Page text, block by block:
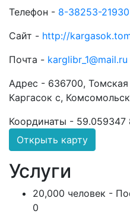
Телефон - 8-38253-21930
Сайт - http://
Почта - karglibr_1@mail.ru
Адрес - 636700,
Каргасок с,
Координаты - 59.059347
Открыть карту
Услуги
20,000 человек -
0